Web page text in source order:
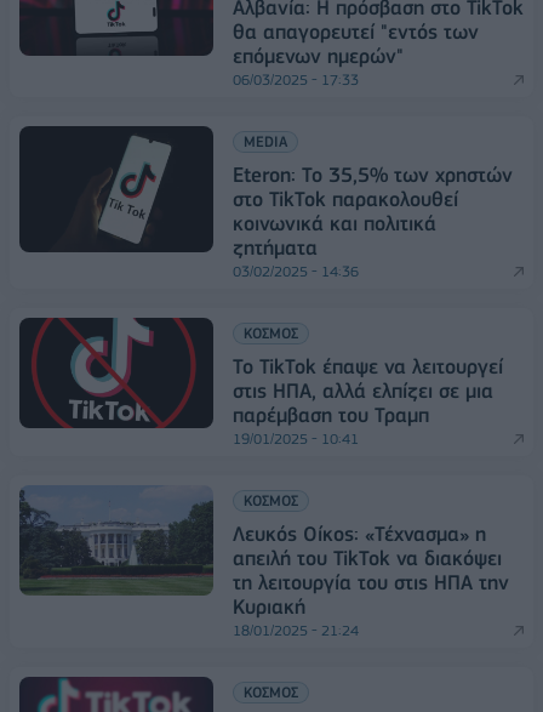
Αλβανία: Η πρόσβαση στο TikTok
θα απαγορευτεί "εντός των
επόμενων ημερών"
06/03/2025 - 17:33
MEDIA
Eteron: Το 35,5% των χρηστών
στο TikTok παρακολουθεί
κοινωνικά και πολιτικά
ζητήματα
03/02/2025 - 14:36
ΚΟΣΜΟΣ
Το TikTok έπαψε να λειτουργεί
στις ΗΠΑ, αλλά ελπίζει σε μια
παρέμβαση του Τραμπ
19/01/2025 - 10:41
ΚΟΣΜΟΣ
Λευκός Οίκος: «Τέχνασμα» η
απειλή του TikTok να διακόψει
τη λειτουργία του στις ΗΠΑ την
Κυριακή
18/01/2025 - 21:24
ΚΟΣΜΟΣ